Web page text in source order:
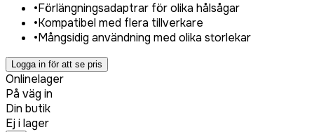
•Förlängningsadaptrar för olika hålsågar
•Kompatibel med flera tillverkare
•Mångsidig användning med olika storlekar
Logga in för att se pris
Onlinelager
På väg in
Din butik
Ej i lager